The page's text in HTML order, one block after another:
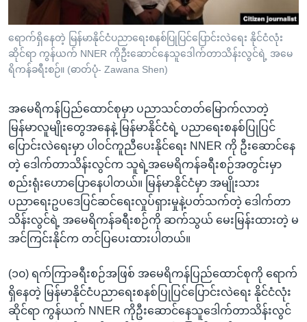
စာမျက်နှာ
သို့
ကျော်
ကြည့်
ရန်
နေရာ
ကျော်
ဗွီအိုအေ လူမှုကွန်ယက်များ
ရောက်ရှိနေတဲ့ မြန်မာနိုင်ငံပညာရေးစနစ်ပြုပြင်ပြောင်းလဲရေး နိုင်ငံလုံး
ဆိုင်ရာ ကွန်ယက် NNER ကိုဦးဆောင်နေသူဒေါက်တာသိန်းလွင်ရဲ့ အမေ
ရိကန်ခရီးစဉ်။ (ဓာတ်ပုံ- Zawana Shen)
အမေရိကန်ပြည်ထောင်စုမှာ ပညာသင်တတ်မြောက်လာတဲ့
မြန်မာလူမျိုးတွေအနေနဲ့ မြန်မာနိုင်ငံရဲ့ ပညာရေးစနစ်ပြုပြင်
ပြောင်းလဲရေးမှာ ပါဝင်ကူညီပေးနိုင်ရေး NNER ကို ဦးဆောင်နေ
တဲ့ ဒေါက်တာသိန်းလွင်က သူရဲ့အမေရိကန်ခရီးစဉ်အတွင်းမှာ
စည်းရုံးဟောပြောနေပါတယ်။ မြန်မာနိုင်ငံမှာ အမျိုးသား
ပညာရေးဥပဒေပြင်ဆင်ရေးလှုပ်ရှားမှုနဲ့ပတ်သက်တဲ့ ဒေါက်တာ
သိန်းလွင်ရဲ့ အမေရိကန်ခရီးစဉ်ကို ဆက်သွယ် မေးမြန်းထားတဲ့ မ
အင်ကြင်းနိုင်က တင်ပြပေးထားပါတယ်။
(၁၀) ရက်ကြာခရီးစဉ်အဖြစ် အမေရိကန်ပြည်ထောင်စုကို ရောက်
ရှိနေတဲ့ မြန်မာနိုင်ငံပညာရေးစနစ်ပြုပြင်ပြောင်းလဲရေး နိုင်ငံလုံး
ဆိုင်ရာ ကွန်ယက် NNER ကိုဦးဆောင်နေသူဒေါက်တာသိန်းလွင်